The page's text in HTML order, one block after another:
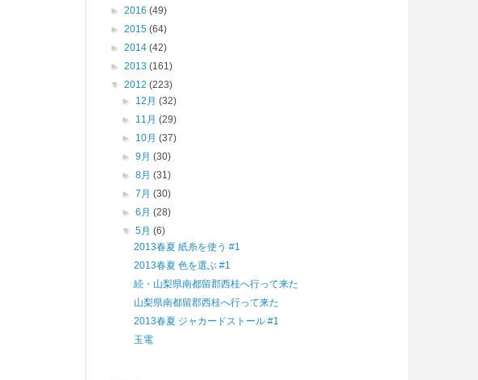
► 2016 (49)
► 2015 (64)
► 2014 (42)
► 2013 (161)
▼ 2012 (223)
► 12月(32)
► 11月(29)
► 10月(37)
►9月(30)
►8月(31)
►7月(30)
►6月(28)
▼5月(6)
2013春夏 紙糸を使う #1
2013春夏 色を選ぶ #1
続・山梨県南都留郡西桂へ行って来た
山梨県南都留郡西桂へ行って来た
2013春夏 ジャカードストール #1
玉電